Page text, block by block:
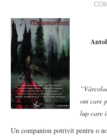
CONTRAPAGINI
CARTE & FILM
SUSPANS
NUMĂRUL 48 /
om care
lup care
Un companion potrivit pentru o